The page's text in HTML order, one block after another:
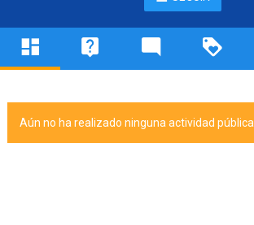
Aún no ha realizado ninguna actividad pública.